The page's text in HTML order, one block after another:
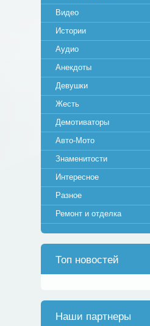
Видео
Истории
Аудио
Анекдоты
Девушки
Жесть
Демотиваторы
Авто-Мото
Знаменитости
Интересное
Разное
Ремонт и отделка
Топ новостей
Наши партнеры